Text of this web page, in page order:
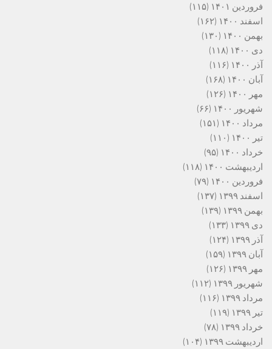
فروردین ۱۴۰۱
(۱۱۵)
اسفند ۱۴۰۰
(۱۶۲)
بهمن ۱۴۰۰
(۱۳۰)
دی ۱۴۰۰
(۱۱۸)
آذر ۱۴۰۰
(۱۱۶)
آبان ۱۴۰۰
(۱۶۸)
مهر ۱۴۰۰
(۱۲۶)
شهریور ۱۴۰۰
(۶۶)
مرداد ۱۴۰۰
(۱۵۱)
تیر ۱۴۰۰
(۱۱۰)
خرداد ۱۴۰۰
(۹۵)
اردیبهشت ۱۴۰۰
(۱۱۸)
فروردین ۱۴۰۰
(۷۹)
اسفند ۱۳۹۹
(۱۳۷)
بهمن ۱۳۹۹
(۱۳۹)
دی ۱۳۹۹
(۱۳۳)
آذر ۱۳۹۹
(۱۲۴)
آبان ۱۳۹۹
(۱۵۹)
مهر ۱۳۹۹
(۱۲۶)
شهریور ۱۳۹۹
(۱۱۲)
مرداد ۱۳۹۹
(۱۱۶)
تیر ۱۳۹۹
(۱۱۹)
خرداد ۱۳۹۹
(۷۸)
اردیبهشت ۱۳۹۹
(۱۰۴)